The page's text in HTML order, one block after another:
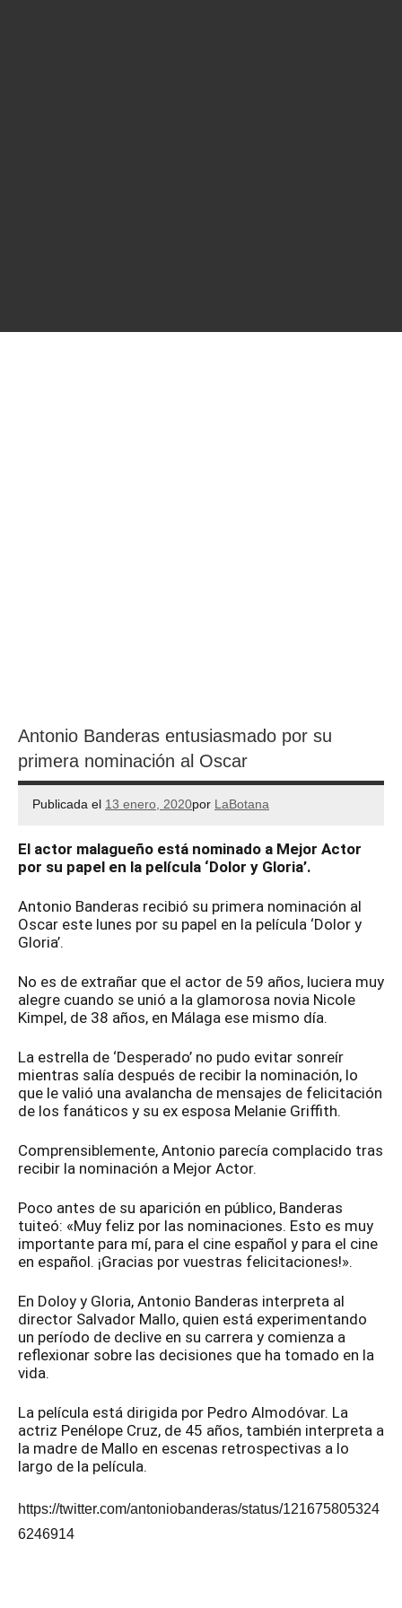
Antonio Banderas entusiasmado por su
primera nominación al Oscar
Publicada el 13 enero, 2020por LaBotana
El actor malagueño está nominado a Mejor Actor
por su papel en la película ‘Dolor y Gloria’.
Antonio Banderas recibió su primera nominación al
Oscar este lunes por su papel en la película ‘Dolor y
Gloria’.
No es de extrañar que el actor de 59 años, luciera muy
alegre cuando se unió a la glamorosa novia Nicole
Kimpel, de 38 años, en Málaga ese mismo día.
La estrella de ‘Desperado’ no pudo evitar sonreír
mientras salía después de recibir la nominación, lo
que le valió una avalancha de mensajes de felicitación
de los fanáticos y su ex esposa Melanie Griffith.
Comprensiblemente, Antonio parecía complacido tras
recibir la nominación a Mejor Actor.
Poco antes de su aparición en público, Banderas
tuiteó: «Muy feliz por las nominaciones. Esto es muy
importante para mí, para el cine español y para el cine
en español. ¡Gracias por vuestras felicitaciones!».
En Doloy y Gloria, Antonio Banderas interpreta al
director Salvador Mallo, quien está experimentando
un período de declive en su carrera y comienza a
reflexionar sobre las decisiones que ha tomado en la
vida.
La película está dirigida por Pedro Almodóvar. La
actriz Penélope Cruz, de 45 años, también interpreta a
la madre de Mallo en escenas retrospectivas a lo
largo de la película.
https://twitter.com/antoniobanderas/status/121675805324
6246914